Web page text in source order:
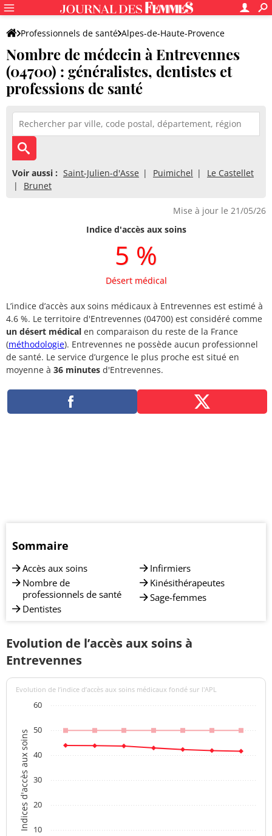
Professionnels de santé Alpes-de-Haute-Provence
Entrevennes
Nombre de médecin à Entrevennes
(04700) : généralistes, dentistes et
professions de santé
Voir aussi : Saint-Julien-d'Asse Puimichel
Le Castellet
Brunet
Mise à jour le 21/05/26
Indice d'accès aux soins
5 %
Désert médical
L’indice d’accès aux soins médicaux à Entrevennes est estimé à
4.6 %. Le territoire d'Entrevennes (04700) est considéré comme
un désert médical en comparaison du reste de la France
(méthodologie). Entrevennes ne possède aucun professionnel
de santé. Le service d’urgence le plus proche est situé en
moyenne à 36 minutes d'Entrevennes.
Sommaire
Accès aux soins
Nombre de
professionnels de santé
Dentistes
Infirmiers
Kinésithérapeutes
Sage-femmes
Evolution de l’accès aux soins à
Entrevennes
Indices d'accès aux soins
Evolution de l’indice d’accès aux soins médicaux fondé sur l'APL
10
20
30
40
50
60